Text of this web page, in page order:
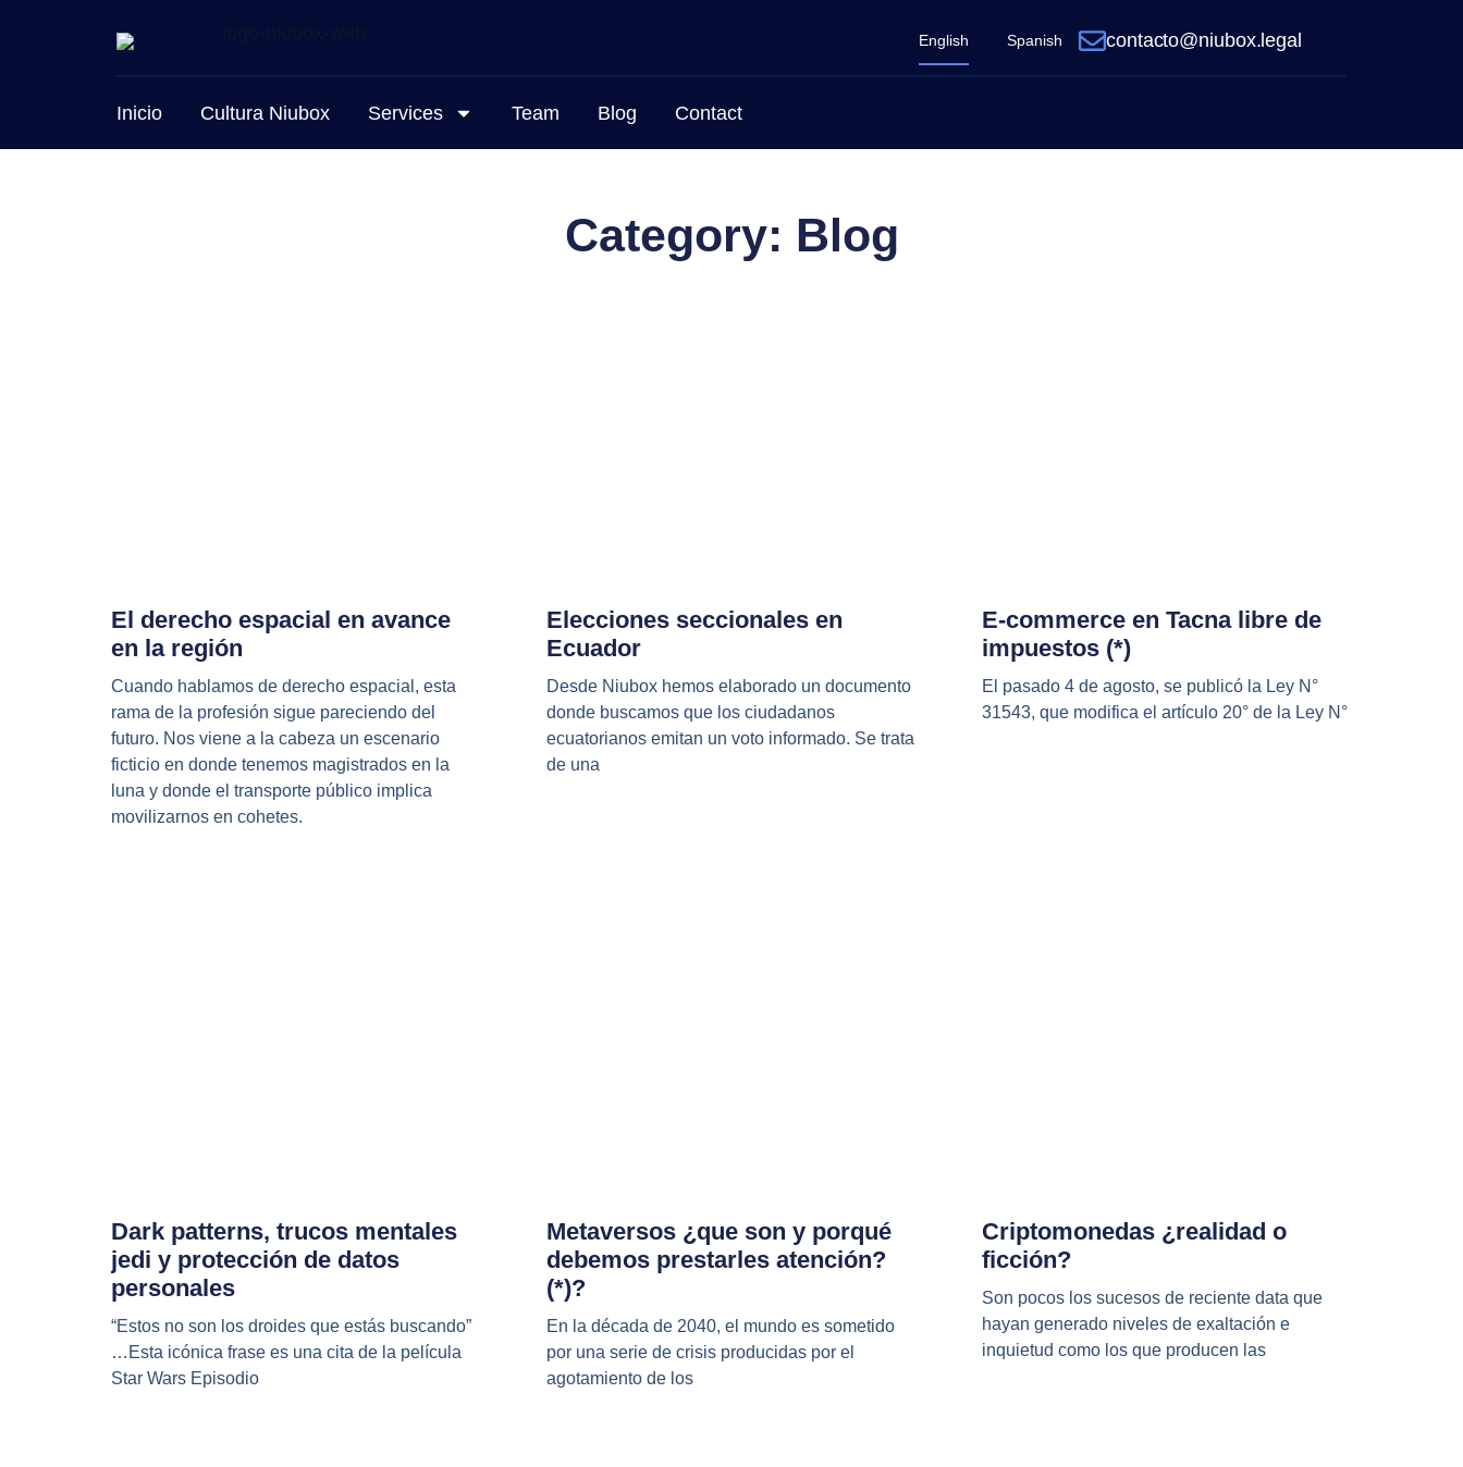
contacto@niubox.legal
English Spanish
Inicio Cultura Niubox Services Team Blog Contact
Category: Blog
El derecho espacial en avance
en la región
Cuando hablamos de derecho espacial, esta
rama de la profesión sigue pareciendo del
futuro. Nos viene a la cabeza un escenario
ficticio en donde tenemos magistrados en la
luna y donde el transporte público implica
movilizarnos en cohetes.
Elecciones seccionales en
Ecuador
Desde Niubox hemos elaborado un documento
donde buscamos que los ciudadanos
ecuatorianos emitan un voto informado. Se trata
de una
E-commerce en Tacna libre de
impuestos (*)
El pasado 4 de agosto, se publicó la Ley N°
31543, que modifica el artículo 20° de la Ley N°
Dark patterns, trucos mentales
jedi y protección de datos
personales
“Estos no son los droides que estás buscando”
…Esta icónica frase es una cita de la película
Star Wars Episodio
Metaversos ¿que son y porqué
debemos prestarles atención?
(*)?
En la década de 2040, el mundo es sometido
por una serie de crisis producidas por el
agotamiento de los
Criptomonedas ¿realidad o
ficción?
Son pocos los sucesos de reciente data que
hayan generado niveles de exaltación e
inquietud como los que producen las